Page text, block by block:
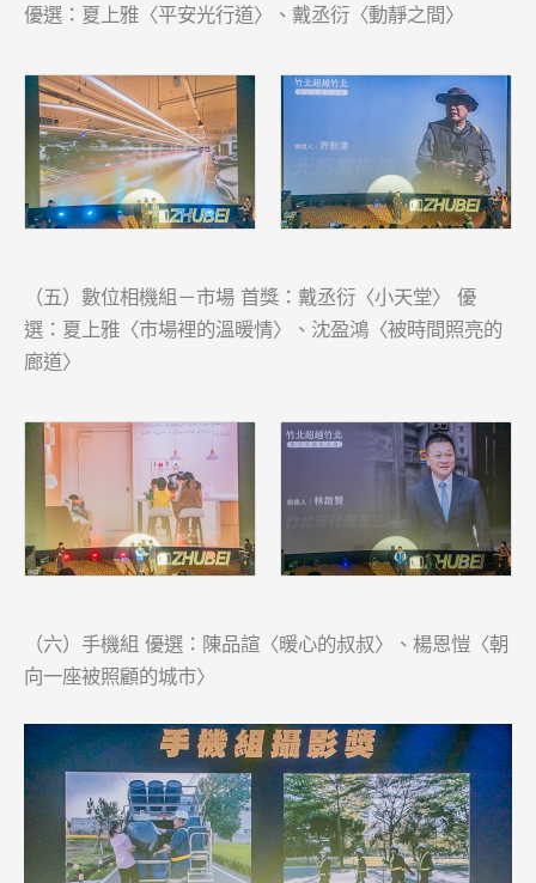
優選：夏上雅〈平安光行道〉、戴丞衍〈動靜之間〉
（五）數位相機組－市場 首獎：戴丞衍〈小天堂〉 優
選：夏上雅〈市場裡的溫暖情〉、沈盈鴻〈被時間照亮的
廊道〉
（六）手機組 優選：陳品諠〈暖心的叔叔〉、楊恩愷〈朝
向一座被照顧的城市〉